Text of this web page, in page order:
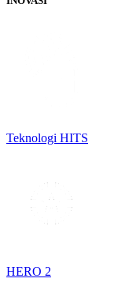
Teknologi HITS
HERO 2